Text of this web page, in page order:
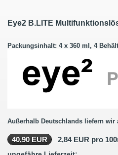
Packungsinhalt: 4 x 360 ml, 4
Außerhalb Deutschlands liefern
40,90 EUR 2,84 EUR pro